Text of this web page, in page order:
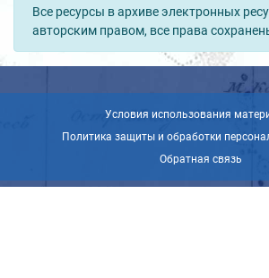
Все ресурсы в архиве электронных
авторским правом, все права
Условия использования
Политика защиты и обработки
Обратная связь